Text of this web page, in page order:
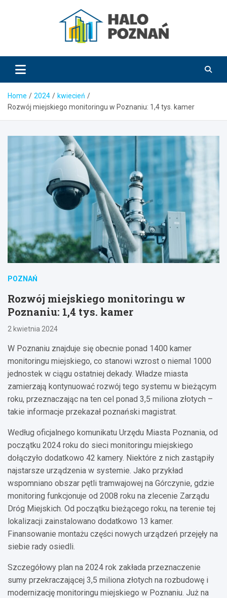
HaloPoznań.pl
Home 2024
kwiecień
Rozwój miejskiego monitoringu w Poznaniu: 1,4 tys. kamer
POZNAŃ
Rozwój miejskiego monitoringu w
Poznaniu: 1,4 tys. kamer
2 kwietnia 2024
W Poznaniu znajduje się obecnie ponad 1400 kamer
monitoringu miejskiego, co stanowi wzrost o niemal 1000
jednostek w ciągu ostatniej dekady. Władze miasta
zamierzają kontynuować rozwój tego systemu w bieżącym
roku, przeznaczając na ten cel ponad 3,5 miliona złotych –
takie informacje przekazał poznański magistrat.
Według oficjalnego komunikatu Urzędu Miasta Poznania, od
początku 2024 roku do sieci monitoringu miejskiego
dołączyło dodatkowo 42 kamery. Niektóre z nich zastąpiły
najstarsze urządzenia w systemie. Jako przykład
wspomniano obszar pętli tramwajowej na Górczynie, gdzie
monitoring funkcjonuje od 2008 roku na zlecenie Zarządu
Dróg Miejskich. Od początku bieżącego roku, na terenie tej
lokalizacji zainstalowano dodatkowo 13 kamer.
Finansowanie montażu części nowych urządzeń przejęły na
siebie rady osiedli.
Szczegółowy plan na 2024 rok zakłada przeznaczenie
sumy przekraczającej 3,5 miliona złotych na rozbudowę i
modernizację monitoringu miejskiego w Poznaniu. Już na